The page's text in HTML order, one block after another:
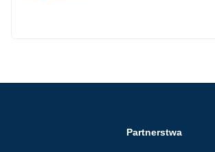
Partnerstwa